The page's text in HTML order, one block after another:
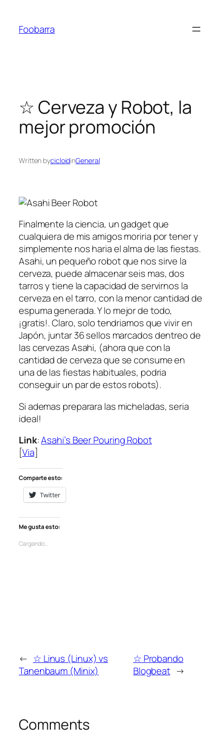
contenido
Foobarra
☆ Cerveza y Robot, la
mejor promoción
Written bycicloidinGeneral
Finalmente la ciencia, un gadget que
cualquiera de mis amigos moriria por tener y
simplemente nos haria el alma de las fiestas.
Asahi, un pequeño robot que nos sirve la
cerveza, puede almacenar seis mas, dos
tarros y tiene la capacidad de servirnos la
cerveza en el tarro, con la menor cantidad de
espuma generada. Y lo mejor de todo,
¡gratis!. Claro, solo tendriamos que vivir en
Japón, juntar 36 sellos marcados dentreo de
las cervezas Asahi, (ahora que con la
cantidad de cerveza que se consume en
una de las fiestas habituales, podria
conseguir un par de estos robots).
Si ademas preparara las micheladas, seria
ideal!
Link:Asahi’s Beer Pouring Robot
[Via]
Comparte esto:
Twitter
Me gusta esto:
Cargando…
← ☆ Linus (Linux) vs
Tanenbaum (Minix)
☆ Probando
Blogbeat →
Comments